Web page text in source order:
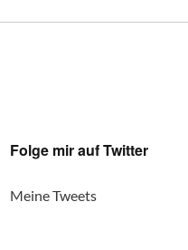
Folge mir auf Twitter
Meine Tweets